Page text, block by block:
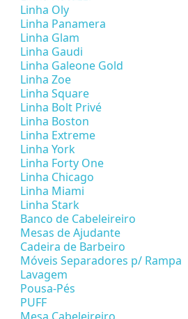
Linha Oly
Linha Panamera
Linha Glam
Linha Gaudi
Linha Galeone Gold
Linha Zoe
Linha Square
Linha Bolt Privé
Linha Boston
Linha Extreme
Linha York
Linha Forty One
Linha Chicago
Linha Miami
Linha Stark
Banco de Cabeleireiro
Mesas de Ajudante
Cadeira de Barbeiro
Móveis Separadores p/ Rampa
Lavagem
Pousa-Pés
PUFF